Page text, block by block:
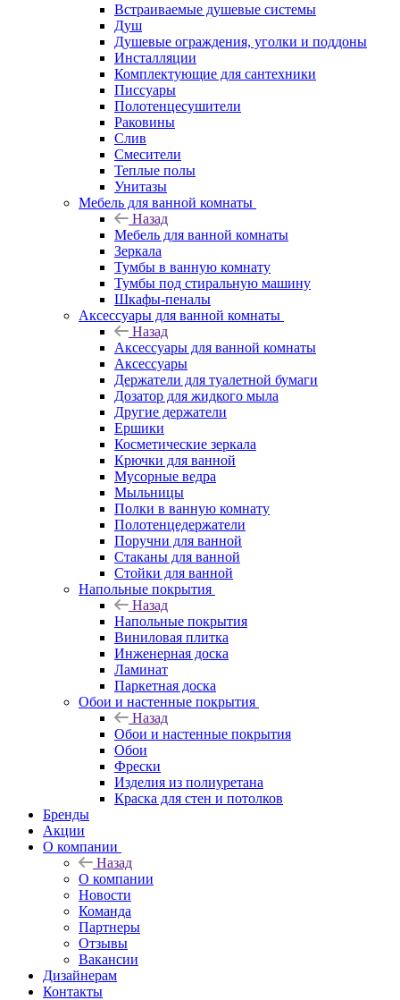
Встраиваемые душевые системы
Душ
Душевые ограждения, уголки и поддоны
Инсталляции
Комплектующие для сантехники
Писсуары
Полотенцесушители
Раковины
Слив
Смесители
Теплые полы
Унитазы
Мебель для ванной комнаты
Назад
Мебель для ванной комнаты
Зеркала
Тумбы в ванную комнату
Тумбы под стиральную машину
Шкафы-пеналы
Аксессуары для ванной комнаты
Назад
Аксессуары для ванной комнаты
Аксессуары
Держатели для туалетной бумаги
Дозатор для жидкого мыла
Другие держатели
Ершики
Косметические зеркала
Крючки для ванной
Мусорные ведра
Мыльницы
Полки в ванную комнату
Полотенцедержатели
Поручни для ванной
Стаканы для ванной
Стойки для ванной
Напольные покрытия
Назад
Напольные покрытия
Виниловая плитка
Инженерная доска
Ламинат
Паркетная доска
Обои и настенные покрытия
Назад
Обои и настенные покрытия
Обои
Фрески
Изделия из полиуретана
Краска для стен и потолков
Бренды
Акции
О компании
Назад
О компании
Новости
Команда
Партнеры
Отзывы
Вакансии
Дизайнерам
Контакты